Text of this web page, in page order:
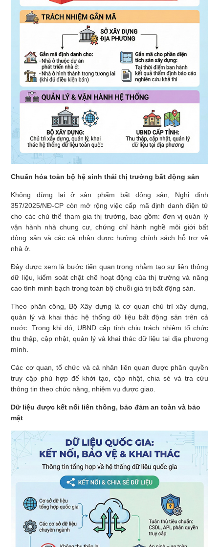
Chuẩn hóa toàn bộ hệ sinh thái thị trường bất động sản
Không dừng lại ở sản phẩm bất động sản, Nghị định
357/2025/NĐ-CP còn mở rộng việc cấp mã định danh điện tử
cho các chủ thể tham gia thị trường, bao gồm: đơn vị quản lý
vận hành nhà chung cư, chứng chỉ hành nghề môi giới bất
động sản và các cá nhân được hưởng chính sách hỗ trợ về
nhà ở.
Đây được xem là bước tiến quan trọng nhằm tạo sự liên thông
dữ liệu, kiểm soát chặt chẽ hoạt động của thị trường và nâng
cao tính minh bạch trong toàn bộ chuỗi giá trị bất động sản.
Theo phân công, Bộ Xây dựng là cơ quan chủ trì xây dựng,
quản lý và khai thác hệ thống dữ liệu bất động sản trên cả
nước. Trong khi đó, UBND cấp tỉnh chịu trách nhiệm tổ chức
thu thập, cập nhật, quản lý và khai thác dữ liệu tại địa phương
mình.
Các cơ quan, tổ chức và cá nhân liên quan được phân quyền
truy cập phù hợp để khởi tạo, cập nhật, chia sẻ và tra cứu
thông tin theo chức năng, nhiệm vụ được giao.
Dữ liệu được kết nối liên thông, bảo đảm an toàn và bảo
mật